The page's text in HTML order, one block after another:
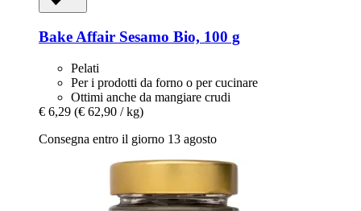
Bake Affair Sesamo Bio, 100 g
Pelati
Per i prodotti da forno o per cucinare
Ottimi anche da mangiare crudi
€ 6,29 (€ 62,90 / kg)
Consegna entro il giorno 13 agosto